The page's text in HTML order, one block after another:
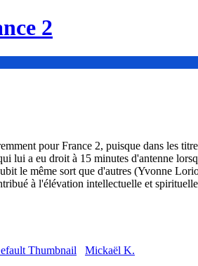
2
pour France 2, puisque dans les
a eu droit à 15 minutes d'antenne
le même sort que d'autres (Yvonne
à l'élévation intellectuelle et
Mickaël K.